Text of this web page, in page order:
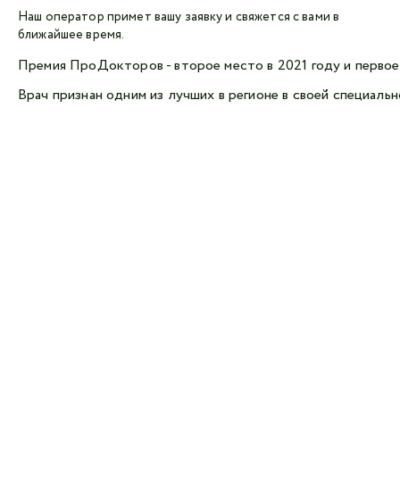
Наш оператор примет вашу заявку и свяжется с вами в
ближайшее время.
Премия ПроДокторов - второе место в 2021 году и
Врач признан одним из лучших в регионе в своей